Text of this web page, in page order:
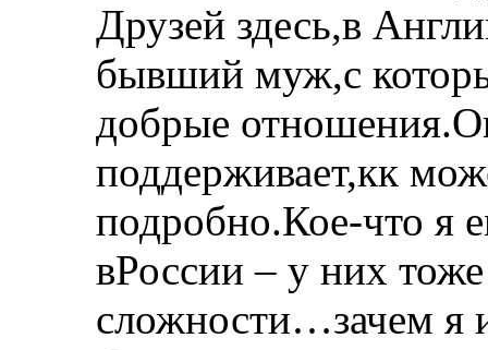
Друзей здесь,в
бывший муж,с
добрые
поддерживает,кк
подробно.Кое-что я
вРоссии – у них
сложности…зачем я